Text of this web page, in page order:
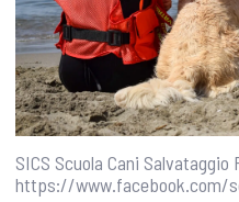
SICS Scuola Cani
https://www.facebook.com/